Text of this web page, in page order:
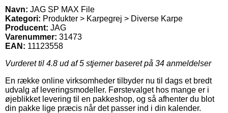
Navn: JAG SP MAX File
Kategori: Produkter > Karpegrej > Diverse Karpe
Producent: JAG
Varenummer: 31473
EAN: 11123558
Vurderet til 4.8 ud af 5 stjerner baseret på 34 anmeldelser
En række online virksomheder tilbyder nu til dags et bredt
udvalg af leveringsmodeller. Førstevalget hos mange er i
øjeblikket levering til en pakkeshop, og så afhenter du blot
din pakke lige præcis når det passer ind i din kalender.